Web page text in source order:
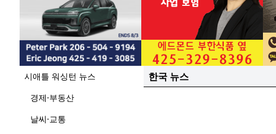
시애틀 워싱턴 뉴스
경제·부동산
날씨·교통
한국 뉴스